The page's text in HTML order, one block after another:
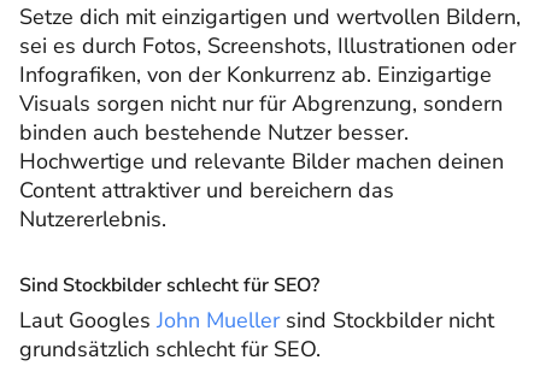
Setze dich mit einzigartigen und wertvollen Bildern,
sei es durch Fotos, Screenshots, Illustrationen oder
Infografiken, von der Konkurrenz ab. Einzigartige
Visuals sorgen nicht nur für Abgrenzung, sondern
binden auch bestehende Nutzer besser.
Hochwertige und relevante Bilder machen deinen
Content attraktiver und bereichern das
Nutzererlebnis.
Sind Stockbilder schlecht für SEO?
Laut GooglesJohn Muellersind Stockbilder nicht
grundsätzlich schlecht für SEO.